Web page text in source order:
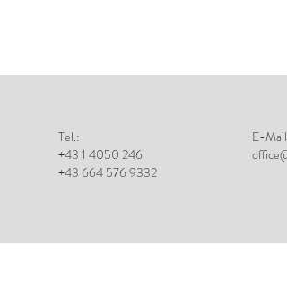
Tel.:
+43 1 4050 246
+43 664 576 9332
E-